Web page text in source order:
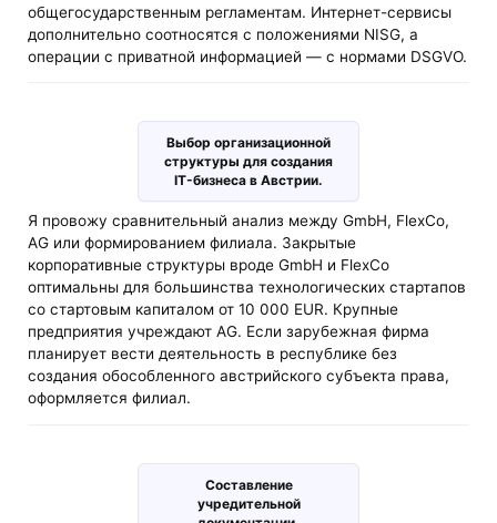
общегосударственным регламентам. Интернет-сервисы
дополнительно соотносятся с положениями NISG, а
операции с приватной информацией — с нормами DSGVO.
Выбор организационной
структуры для создания
IT-бизнеса в Австрии.
Я провожу сравнительный анализ между GmbH, FlexCo,
AG или формированием филиала. Закрытые
корпоративные структуры вроде GmbH и FlexCo
оптимальны для большинства технологических стартапов
со стартовым капиталом от 10 000 EUR. Крупные
предприятия учреждают AG. Если зарубежная фирма
планирует вести деятельность в республике без
создания обособленного австрийского субъекта права,
оформляется филиал.
Составление
учредительной